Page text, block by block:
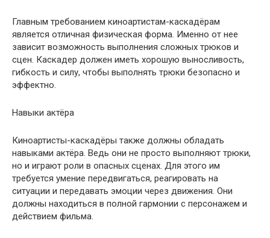
Главным требованием киноартистам-каскадёрам
является отличная физическая форма. Именно от нее
зависит возможность выполнения сложных трюков и
сцен. Каскадер должен иметь хорошую выносливость,
гибкость и силу, чтобы выполнять трюки безопасно и
эффектно.
Навыки актёра
Киноартисты-каскадёры также должны обладать
навыками актёра. Ведь они не просто выполняют трюки,
но и играют роли в опасных сценах. Для этого им
требуется умение передвигаться, реагировать на
ситуации и передавать эмоции через движения. Они
должны находиться в полной гармонии с персонажем и
действием фильма.